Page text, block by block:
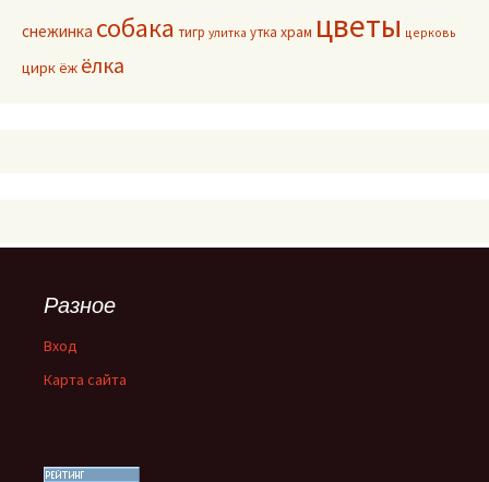
снежинка собака тигр улитка утка храм цветы церковь
циркёж ёлка
Разное
Вход
Карта сайта